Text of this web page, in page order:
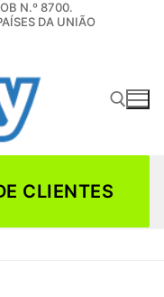
N.º 8700.
DA UNIÃO
CLIENTES